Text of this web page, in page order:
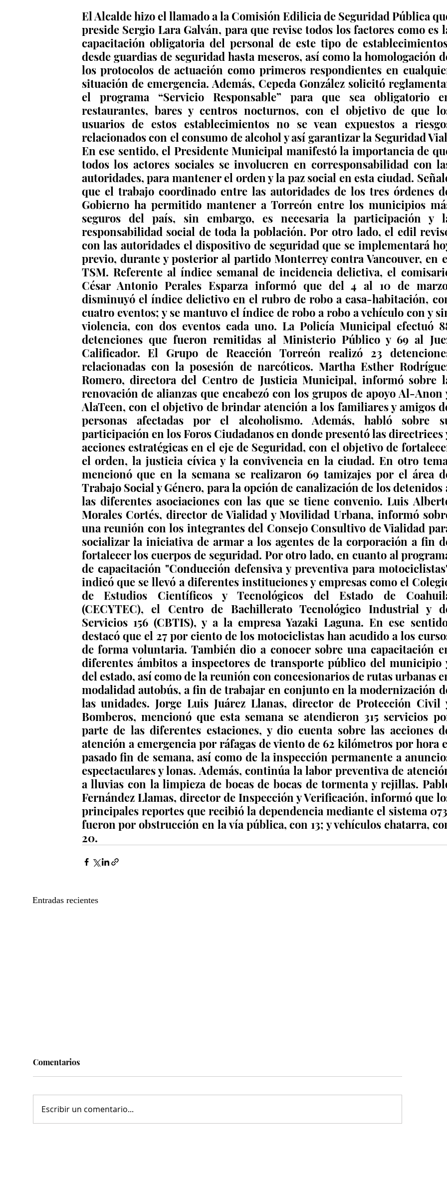
El Alcalde hizo el llamado a la Comisión Edilicia de Seguridad Pública
preside Sergio Lara Galván, para que revise todos los factores como es
capacitación obligatoria del personal de este tipo de
desde guardias de seguridad hasta meseros, así como la homologación
los protocolos de actuación como primeros respondientes en
situación de emergencia. Además, Cepeda González solicitó
el programa “Servicio Responsable” para que sea obligatorio
restaurantes, bares y centros nocturnos, con el objetivo de que
usuarios de estos establecimientos no se vean expuestos a
relacionados con el consumo de alcohol y así garantizar la Seguridad
En ese sentido, el Presidente Municipal manifestó la importancia de
todos los actores sociales se involucren en corresponsabilidad con
autoridades, para mantener el orden y la paz social en esta ciudad.
que el trabajo coordinado entre las autoridades de los tres órdenes
Gobierno ha permitido mantener a Torreón entre los municipios
seguros del país, sin embargo, es necesaria la participación y
responsabilidad social de toda la población. Por otro lado, el edil
con las autoridades el dispositivo de seguridad que se implementará
previo, durante y posterior al partido Monterrey contra Vancouver, en
TSM. Referente al índice semanal de incidencia delictiva, el
César Antonio Perales Esparza informó que del 4 al 10 de
disminuyó el índice delictivo en el rubro de robo a casa-habitación,
cuatro eventos; y se mantuvo el índice de robo a robo a vehículo con y
violencia, con dos eventos cada uno. La Policía Municipal efectuó
detenciones que fueron remitidas al Ministerio Público y 69 al
Calificador. El Grupo de Reacción Torreón realizó 23
relacionadas con la posesión de narcóticos. Martha Esther
Romero, directora del Centro de Justicia Municipal, informó sobre
renovación de alianzas que encabezó con los grupos de apoyo Al-Anon
AlaTeen, con el objetivo de brindar atención a los familiares y amigos
personas afectadas por el alcoholismo. Además, habló sobre
participación en los Foros Ciudadanos en donde presentó las directrices
acciones estratégicas en el eje de Seguridad, con el objetivo de
el orden, la justicia cívica y la convivencia en la ciudad. En otro
mencionó que en la semana se realizaron 69 tamizajes por el área
Trabajo Social y Género, para la opción de canalización de los detenidos
las diferentes asociaciones con las que se tiene convenio. Luis
Morales Cortés, director de Vialidad y Movilidad Urbana, informó
una reunión con los integrantes del Consejo Consultivo de Vialidad
socializar la iniciativa de armar a los agentes de la corporación a fin
fortalecer los cuerpos de seguridad. Por otro lado, en cuanto al
de capacitación "Conducción defensiva y preventiva para
indicó que se llevó a diferentes instituciones y empresas como el
de Estudios Científicos y Tecnológicos del Estado de
(CECYTEC), el Centro de Bachillerato Tecnológico Industrial y
Servicios 156 (CBTIS), y a la empresa Yazaki Laguna. En ese
destacó que el 27 por ciento de los motociclistas han acudido a los
de forma voluntaria. También dio a conocer sobre una capacitación
diferentes ámbitos a inspectores de transporte público del municipio
del estado, así como de la reunión con concesionarios de rutas urbanas
modalidad autobús, a fin de trabajar en conjunto en la modernización
las unidades. Jorge Luis Juárez Llanas, director de Protección Civil
Bomberos, mencionó que esta semana se atendieron 315 servicios
parte de las diferentes estaciones, y dio cuenta sobre las acciones
atención a emergencia por ráfagas de viento de 62 kilómetros por hora
pasado fin de semana, así como de la inspección permanente a
espectaculares y lonas. Además, continúa la labor preventiva de
a lluvias con la limpieza de bocas de bocas de tormenta y rejillas.
Fernández Llamas, director de Inspección y Verificación, informó que
principales reportes que recibió la dependencia mediante el sistema
fueron por obstrucción en la vía pública, con 13; y vehículos chatarra,
20.
Entradas recientes
Comentarios
Escribir un comentario...